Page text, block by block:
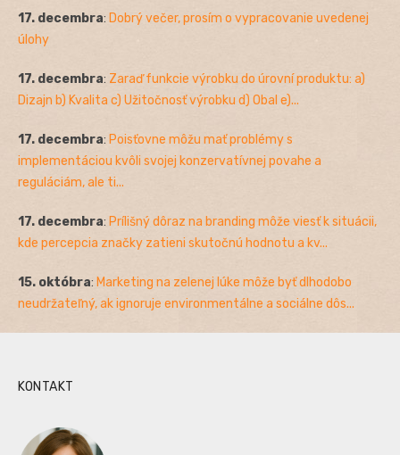
17. decembra: Dobrý večer, prosím o vypracovanie uvedenej
úlohy
17. decembra: Zaraď funkcie výrobku do úrovní produktu: a)
Dizajn b) Kvalita c) Užitočnosť výrobku d) Obal e)...
17. decembra: Poisťovne môžu mať problémy s
implementáciou kvôli svojej konzervatívnej povahe a
reguláciám, ale ti...
17. decembra: Prílišný dôraz na branding môže viesť k situácii,
kde percepcia značky zatieni skutočnú hodnotu a kv...
15. októbra: Marketing na zelenej lúke môže byť dlhodobo
neudržateľný, ak ignoruje environmentálne a sociálne dôs...
KONTAKT